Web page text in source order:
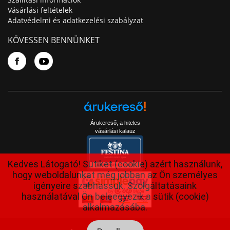
Vásárlási feltételek
Adatvédelmi és adatkezelési szabályzat
KÖVESSEN BENNÜNKET
Árukereső, a hiteles
vásárlási kalauz
Kedves Látogató! Sütiket (cookie) azért használunk,
hogy weboldalunkat még jobban az Ön személyes
igényeire szabhassuk. Szolgáltatásaink
használatával Ön beleegyezik a sütik (cookie)
alkalmazásába.